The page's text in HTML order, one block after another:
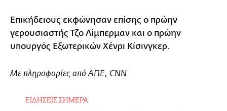
Επικήδειους εκφώνησαν επίσης ο πρώην
γερουσιαστής Τζο Λίμπερμαν και ο πρώην
υπουργός Εξωτερικών Χένρι Κίσινγκερ.
Mε πληροφορίες από ΑΠΕ, CNN
ΕΙΔΗΣΕΙΣ ΣΗΜΕΡΑ: